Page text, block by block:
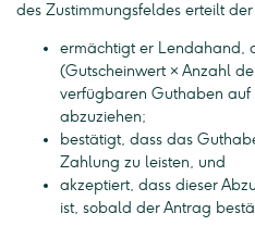
des Zustimmungsfeldes erteilt
ermächtigt er Lendahand,
(Gutscheinwert × Anzahl
verfügbaren Guthaben
abzuziehen;
bestätigt, dass das
Zahlung zu leisten, und
akzeptiert, dass dieser
ist, sobald der Antrag